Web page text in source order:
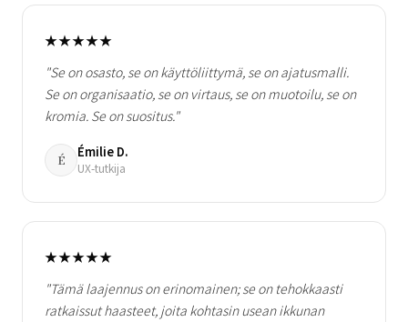
★★★★★
"Se on osasto, se on käyttöliittymä, se on ajatusmalli.
Se on organisaatio, se on virtaus, se on muotoilu, se on
kromia. Se on suositus."
É Émilie D.
UX-tutkija
★★★★★
"Tämä laajennus on erinomainen; se on tehokkaasti
ratkaissut haasteet, joita kohtasin usean ikkunan